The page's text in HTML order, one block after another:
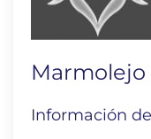
Marmolejo
Información